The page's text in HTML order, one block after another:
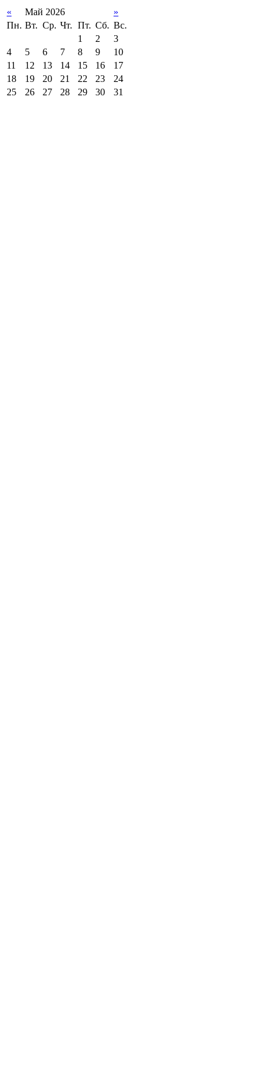
« Май 2026
»
Пн. Вт. Ср. Чт. Пт. Сб. Вс.
1
2
3
4
5 6 7 8 9
10
11
12 13 14 15 16
17
18
19 20 21 22 23
24
25
26 27 28 29 30 31